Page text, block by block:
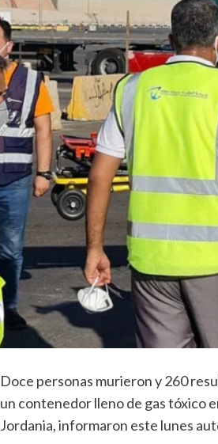
Doce personas murieron y 260
un contenedor lleno de gas tóxico
Jordania, informaron este lunes